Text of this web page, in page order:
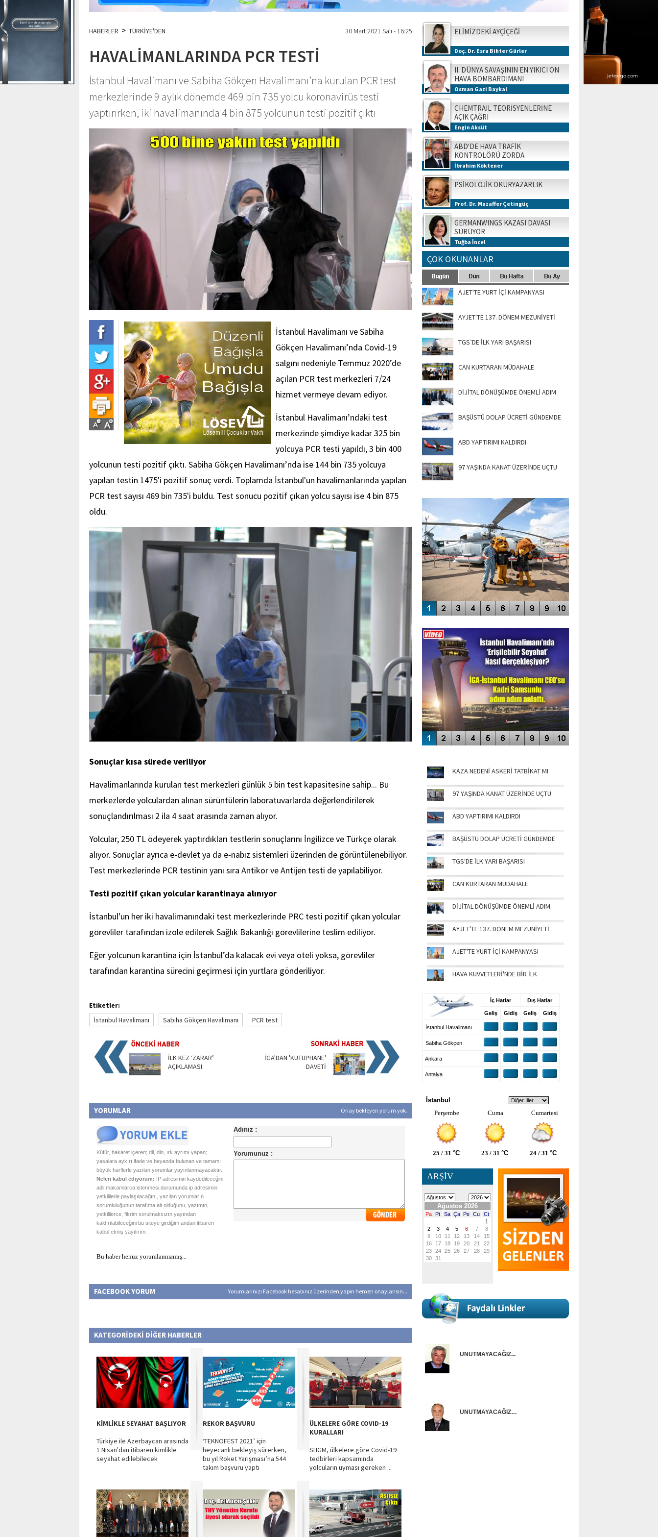
HABERLER > TÜRKİYE'DEN 30 Mart 2021 Salı - 16:25
HAVALİMANLARINDA PCR TESTİ
İstanbul Havalimanı ve Sabiha Gökçen Havalimanı’na kurulan PCR test
merkezlerinde 9 aylık dönemde 469 bin 735 yolcu koronavirüs testi
yaptırırken, iki havalimanında 4 bin 875 yolcunun testi pozitif çıktı
İstanbul Havalimanı ve Sabiha
Gökçen Havalimanı’nda Covid-19
salgını nedeniyle Temmuz 2020’de
açılan PCR test merkezleri 7/24
hizmet vermeye devam ediyor.
İstanbul Havalimanı’ndaki test
merkezinde şimdiye kadar 325 bin
yolcuya PCR testi yapıldı, 3 bin 400
yolcunun testi pozitif çıktı. Sabiha Gökçen Havalimanı’nda ise 144 bin 735 yolcuya
yapılan testin 1475'i pozitif sonuç verdi. Toplamda İstanbul'un havalimanlarında yapılan
PCR test sayısı 469 bin 735'i buldu. Test sonucu pozitif çıkan yolcu sayısı ise 4 bin 875
oldu.
Sonuçlar kısa sürede veriliyor
Havalimanlarında kurulan test merkezleri günlük 5 bin test kapasitesine sahip... Bu
merkezlerde yolculardan alınan sürüntülerin laboratuvarlarda değerlendirilerek
sonuçlandırılması 2 ila 4 saat arasında zaman alıyor.
Yolcular, 250 TL ödeyerek yaptırdıkları testlerin sonuçlarını İngilizce ve Türkçe olarak
alıyor. Sonuçlar ayrıca e-devlet ya da e-nabız sistemleri üzerinden de görüntülenebiliyor.
Test merkezlerinde PCR testinin yanı sıra Antikor ve Antijen testi de yapılabiliyor.
Testi pozitif çıkan yolcular karantinaya alınıyor
İstanbul'un her iki havalimanındaki test merkezlerinde PRC testi pozitif çıkan yolcular
görevliler tarafından izole edilerek Sağlık Bakanlığı görevlilerine teslim ediliyor.
Eğer yolcunun karantina için İstanbul’da kalacak evi veya oteli yoksa, görevliler
tarafından karantina sürecini geçirmesi için yurtlara gönderiliyor.
Etiketler:
İstanbul Havalimanı
Sabiha Gökçen Havalimanı PCR test
İLK KEZ ‘ZARAR’
AÇIKLAMASI
İGA'DAN 'KÜTÜPHANE'
DAVETİ
YORUMLAR Onay bekleyen yorum yok.
Küfür, hakaret içeren; dil, din, ırk ayrımı yapan;
yasalara aykırı ifade ve beyanda bulunan ve tamamı
büyük harflerle yazılan yorumlar yayınlanmayacaktır.
Neleri kabul ediyorum: IP adresimin kaydedileceğini,
adli makamlarca istenmesi durumunda ip adresimin
yetkililerle paylaşılacağını, yazılan yorumların
sorumluluğunun tarafıma ait olduğunu, yazımın,
yetkililerce, fikrim sorulmaksızın yayından
kaldırılabileceğini bu siteye girdiğim andan itibaren
kabul etmiş sayılırım.
Bu haber henüz yorumlanmamış...
FACEBOOK YORUM Yorumlarınızı Facebook hesabınız üzerinden yapın hemen onaylansın...
KATEGORİDEKİ DİĞER HABERLER
KİMLİKLE SEYAHAT BAŞLIYOR
Türkiye ile Azerbaycan arasında
1 Nisan'dan itibaren kimlikle
seyahat edilebilecek
REKOR BAŞVURU
‘TEKNOFEST 2021’ için
heyecanlı bekleyiş sürerken,
bu yıl Roket Yarışması’na 544
takım başvuru yaptı
ÜLKELERE GÖRE COVID-19
KURALLARI
SHGM, ülkelere göre Covid-19
tedbirleri kapsamında
yolcuların uyması gereken ...
ELİMİZDEKİ AYÇİÇEĞİ
Doç. Dr. Esra Bihter Gürler
II. DÜNYA SAVAŞININ EN YIKICI ON
HAVA BOMBARDIMANI
Osman Gazi Baykal
CHEMTRAIL TEORİSYENLERİNE
AÇIK ÇAĞRI
Engin Aksüt
ABD'DE HAVA TRAFİK
KONTROLÖRÜ ZORDA
İbrahim Köktener
PSİKOLOJİK OKURYAZARLIK
Prof. Dr. Muzaffer Çetingüç
GERMANWINGS KAZASI DAVASI
SÜRÜYOR
Tuğba İncel
ÇOK OKUNANLAR
AJET'TE YURT İÇİ KAMPANYASI
AYJET'TE 137. DÖNEM MEZUNİYETİ
TGS’DE İLK YARI BAŞARISI
CAN KURTARAN MÜDAHALE
DİJİTAL DÖNÜŞÜMDE ÖNEMLİ ADIM
BAŞÜSTÜ DOLAP ÜCRETİ GÜNDEMDE
ABD YAPTIRIMI KALDIRDI
97 YAŞINDA KANAT ÜZERİNDE UÇTU
SİNGAPUR AIRSHOW-2020
ENGELLERİN AŞILDIĞI HAVALİMANI
KAZA NEDENİ ASKERİ TATBİKAT MI
97 YAŞINDA KANAT ÜZERİNDE UÇTU
ABD YAPTIRIMI KALDIRDI
BAŞÜSTÜ DOLAP ÜCRETİ GÜNDEMDE
TGS'DE İLK YARI BAŞARISI
CAN KURTARAN MÜDAHALE
DİJİTAL DÖNÜŞÜMDE ÖNEMLİ ADIM
AYJET'TE 137. DÖNEM MEZUNİYETİ
AJET'TE YURT İÇİ KAMPANYASI
HAVA KUVVETLERİ'NDE BİR İLK
İç Hatlar Dış Hatlar
Geliş Gidiş Geliş Gidiş
İstanbul Havalimanı
Sabiha Gökçen
Ankara
Antalya
İstanbul
Perşembe
Cuma Cumartesi
25 / 31 °C 23 / 31 °C 24 / 31 °C
ARŞİV
UNUTMAYACAĞIZ...
UNUTMAYACAĞIZ…